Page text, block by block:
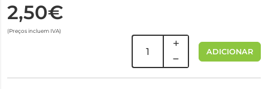
2,50€
(Preços incluem IVA)
ADICIONAR